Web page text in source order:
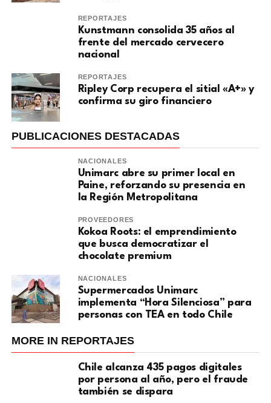
REPORTAJES
Kunstmann consolida 35 años al
frente del mercado cervecero
nacional
REPORTAJES
Ripley Corp recupera el sitial «A+» y
confirma su giro financiero
PUBLICACIONES DESTACADAS
NACIONALES
Unimarc abre su primer local en
Paine, reforzando su presencia en
la Región Metropolitana
PROVEEDORES
Kokoa Roots: el emprendimiento
que busca democratizar el
chocolate premium
NACIONALES
Supermercados Unimarc
implementa “Hora Silenciosa” para
personas con TEA en todo Chile
MORE IN REPORTAJES
Chile alcanza 435 pagos digitales
por persona al año, pero el fraude
también se dispara